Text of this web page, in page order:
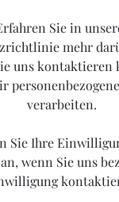
Sie in
mehr
uns kontaktieren
verarbeiten.
Sie Ihre
wenn Sie uns